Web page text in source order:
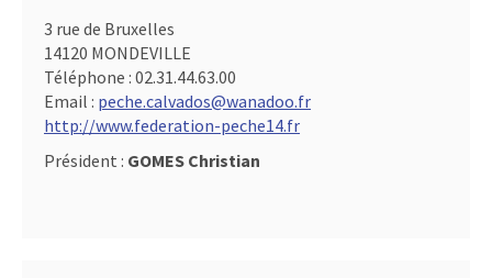
3 rue de Bruxelles
14120 MONDEVILLE
Téléphone : 02.31.44.63.00
Email : peche.calvados@wanadoo.fr
http://www.federation-peche14.fr
Président : GOMES Christian